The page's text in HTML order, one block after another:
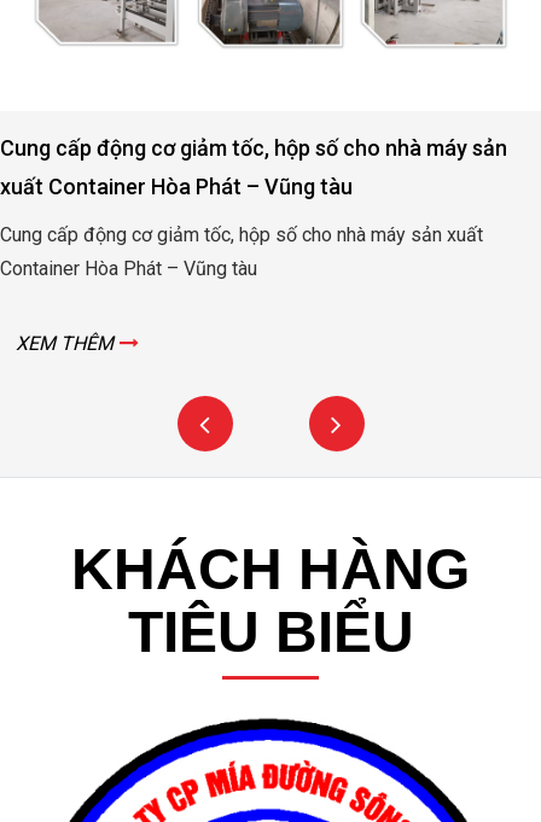
Quảng Bình
Bình
KHÁCH HÀNG
TIÊU BIỂU